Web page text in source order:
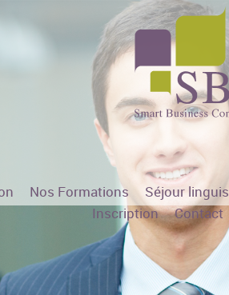
Nos Formations Séjour
Inscription
Contact